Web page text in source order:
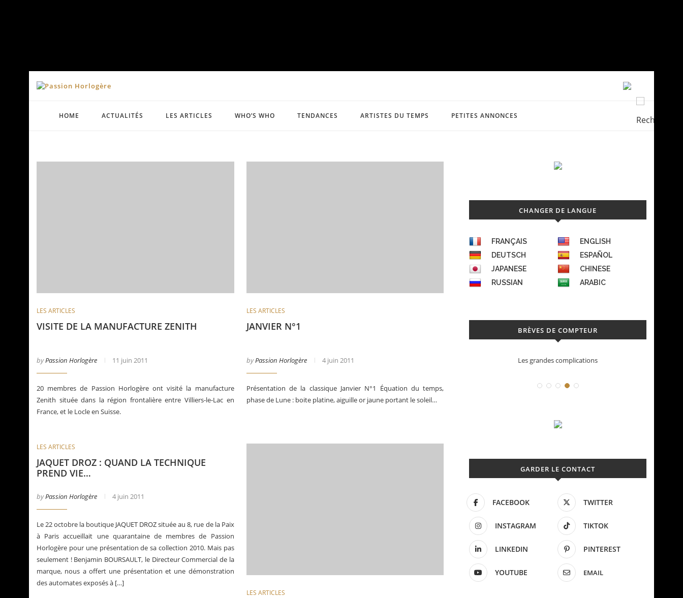
HOME ACTUALITÉS LES ARTICLES WHO’S WHO TENDANCES ARTISTES DU TEMPS PETITES ANNONCES
LES ARTICLES
VISITE DE LA MANUFACTURE ZENITH
byPassion Horlogère 11 juin 2011
20 membres de Passion Horlogère ont visité la manufacture
Zenith située dans la région frontalière entre Villiers-le-Lac en
France, et le Locle en Suisse.
LES ARTICLES
JANVIER N°1
byPassion Horlogère 4 juin 2011
Présentation de la classique Janvier N°1 Équation du temps,
phase de Lune : boite platine, aiguille or jaune portant le soleil…
LES ARTICLES
JAQUET DROZ : QUAND LA TECHNIQUE
PREND VIE…
byPassion Horlogère 4 juin 2011
Le 22 octobre la boutique JAQUET DROZ située au 8, rue de la Paix
à Paris accueillait une quarantaine de membres de Passion
Horlogère pour une présentation de sa collection 2010. Mais pas
seulement ! Benjamin BOURSAULT, le Directeur Commercial de la
marque, nous a offert une présentation et une démonstration
des automates exposés à […]
LES ARTICLES
CHANGER DE LANGUE
FRANÇAIS
ENGLISH
DEUTSCH
ESPAÑOL
JAPANESE
CHINESE
RUSSIAN
ARABIC
BRÈVES DE COMPTEUR
La Santos de Cartier Le business des montres en 2025 Déconstruction Parmigiani Fleurier
GARDER LE CONTACT
FACEBOOK TWITTER
INSTAGRAM TIKTOK
LINKEDIN PINTEREST
YOUTUBE EMAIL